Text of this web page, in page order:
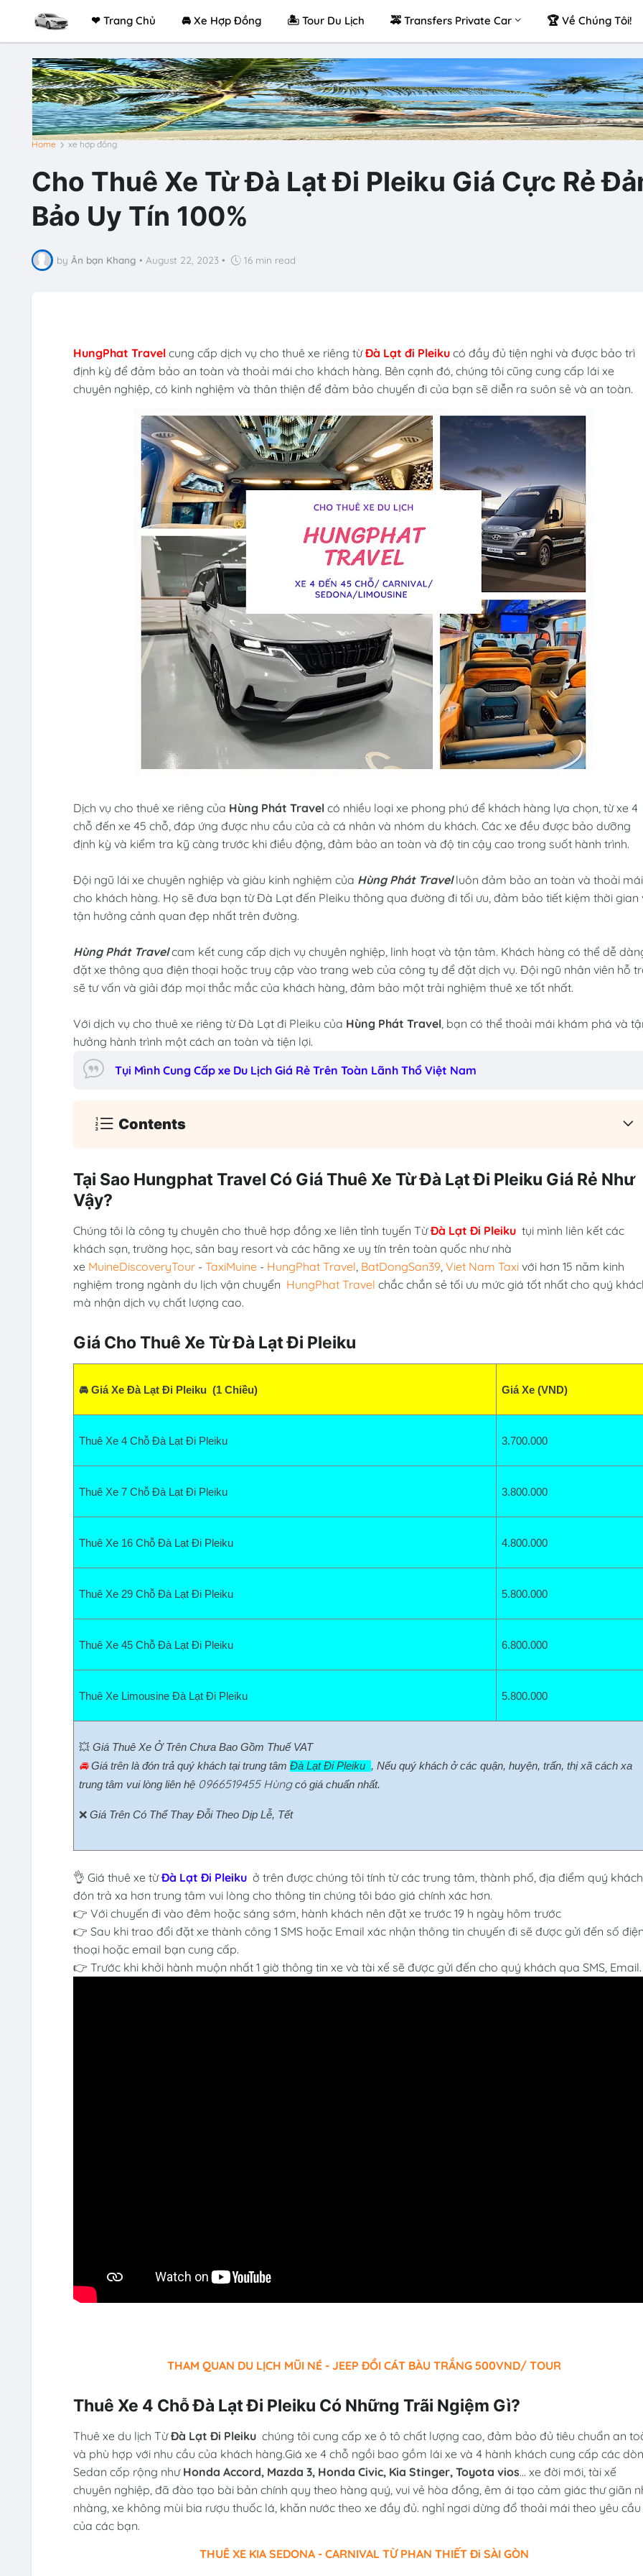
❤ Trang Chủ 🚘 Xe Hợp Đồng 🏝 Tour Du Lịch 🚕 Transfers Private Car 🏆 Về Chúng Tôi!
Home xe hợp đồng
Cho Thuê Xe Từ Đà Lạt Đi Pleiku Giá Cực Rẻ
Bảo Uy Tín 100%
by Ân bạn Khang • August 22, 2023 • 16 min read
HungPhat Travelcung cấp dịch vụ cho thuê xe riêng từ Đà Lạt đi Pleiku có đầy đủ tiện nghi và được bảo trì
định kỳ để đảm bảo an toàn và thoải mái cho khách hàng. Bên cạnh đó, chúng tôi cũng cung cấp lái xe
chuyên nghiệp, có kinh nghiệm và thân thiện để đảm bảo chuyến đi của bạn sẽ diễn ra suôn sẻ và an toàn.
Dịch vụ cho thuê xe riêng của Hùng Phát Travelcó nhiều loại xe phong phú để khách hàng lựa chọn, từ xe 4
chỗ đến xe 45 chỗ, đáp ứng được nhu cầu của cả cá nhân và nhóm du khách. Các xe đều được bảo dưỡng
định kỳ và kiểm tra kỹ càng trước khi điều động, đảm bảo an toàn và độ tin cậy cao trong suốt hành trình.
Đội ngũ lái xe chuyên nghiệp và giàu kinh nghiệm của Hùng Phát Travelluôn đảm bảo an toàn và thoải mái
cho khách hàng. Họ sẽ đưa bạn từ Đà Lạt đến Pleiku thông qua đường đi tối ưu, đảm bảo tiết kiệm thời gian
tận hưởng cảnh quan đẹp nhất trên đường.
Hùng Phát Travelcam kết cung cấp dịch vụ chuyên nghiệp, linh hoạt và tận tâm. Khách hàng có thể dễ
đặt xe thông qua điện thoại hoặc truy cập vào trang web của công ty để đặt dịch vụ. Đội ngũ nhân viên hỗ
sẽ tư vấn và giải đáp mọi thắc mắc của khách hàng, đảm bảo một trải nghiệm thuê xe tốt nhất.
Với dịch vụ cho thuê xe riêng từ Đà Lạt đi Pleiku của Hùng Phát Travel, bạn có thể thoải mái khám phá và
hưởng hành trình một cách an toàn và tiện lợi.
Tụi Mình Cung Cấp xe Du Lịch Giá Rẻ Trên Toàn Lãnh Thổ Việt Nam
Contents
Tại Sao Hungphat Travel Có Giá Thuê Xe Từ Đà Lạt Đi Pleiku Giá Rẻ Như
Vậy?
Chúng tôi là công ty chuyên cho thuê hợp đồng xe liên tỉnh tuyến TừĐà Lạt Đi Pleiku tụi mình liên kết các
khách sạn, trường học, sân bay resort và các hãng xe uy tín trên toàn quốc như nhà
xe MuineDiscoveryTour- TaxiMuine - HungPhat Travel BatDongSan39 Viet Nam Taxivới hơn 15 năm kinh
nghiệm trong ngành du lịch vận chuyển HungPhat Travel chắc chắn sẻ tối ưu mức giá tốt nhất cho quý
mà nhận dịch vụ chất lượng cao.
Giá Cho Thuê Xe Từ Đà Lạt Đi Pleiku
🚘 Giá Xe Đà Lạt Đi Pleiku  (1 Chiều) Giá Xe (VND)
Thuê Xe 4 Chỗ Đà Lạt Đi Pleiku 3.700.000
Thuê Xe 7 Chỗ Đà Lạt Đi Pleiku 3.800.000
Thuê Xe 16 Chỗ Đà Lạt Đi Pleiku 4.800.000
Thuê Xe 29 Chỗ Đà Lạt Đi Pleiku 5.800.000
Thuê Xe 45 Chỗ Đà Lạt Đi Pleiku 6.800.000
Thuê Xe Limousine Đà Lạt Đi Pleiku 5.800.000
💥 Giá Thuê Xe Ở Trên Chưa Bao Gồm Thuế VAT
🚘 Giá trên là đón trả quý khách tại trung tâm Đà Lạt Đi Pleiku , Nếu quý khách ở các quận, huyện, trấn, thị xã cách xa
trung tâm vui lòng liên hệ 0966519455 Hùngcó giá chuẩn nhất.
❌ Giá Trên Có Thể Thay Đỗi Theo Dịp Lễ, Tết
👌 Giá thuê xe từĐà Lạt Đi Pleiku ở trên được chúng tôi tính từ các trung tâm, thành phố, địa điểm quý khách
đón trả xa hơn trung tâm vui lòng cho thông tin chúng tôi báo giá chính xác hơn.
👉 Với chuyến đi vào đêm hoặc sáng sớm, hành khách nên đặt xe trước 19 h ngày hôm trước
👉 Sau khi trao đổi đặt xe thành công 1 SMS hoặc Email xác nhận thông tin chuyến đi sẽ được gửi đến số
thoại hoặc email bạn cung cấp.
👉 Trước khi khởi hành muộn nhất 1 giờ thông tin xe và tài xế sẽ được gửi đến cho quý khách qua SMS, Email.
THAM QUAN DU LỊCH MŨI NÉ - JEEP ĐỒI CÁT BÀU TRẮNG 500VND/ TOUR
Thuê Xe 4 Chỗ Đà Lạt Đi Pleiku Có Những Trãi Ngiệm Gì?
Thuê xe du lịch TừĐà Lạt Đi Pleiku chúng tôi cung cấp xe ô tô chất lượng cao, đảm bảo đủ tiêu chuẩn an
và phù hợp với nhu cầu của khách hàng.Giá xe 4 chỗ ngồi bao gồm lái xe và 4 hành khách cung cấp các
Sedan cốp rộng như Honda Accord, Mazda 3, Honda Civic, Kia Stinger, Toyota vios... xe đời mới, tài xế
chuyên nghiệp, đã đào tạo bài bản chính quy theo hàng quý, vui vẻ hòa đồng, êm ái tạo cảm giác thư giãn
nhàng, xe không mùi bia rượu thuốc lá, khăn nước theo xe đầy đủ. nghỉ ngơi dừng đổ thoải mái theo yêu cầu
của các bạn.
THUÊ XE KIA SEDONA - CARNIVAL TỪ PHAN THIẾT Đi SÀI GÒN